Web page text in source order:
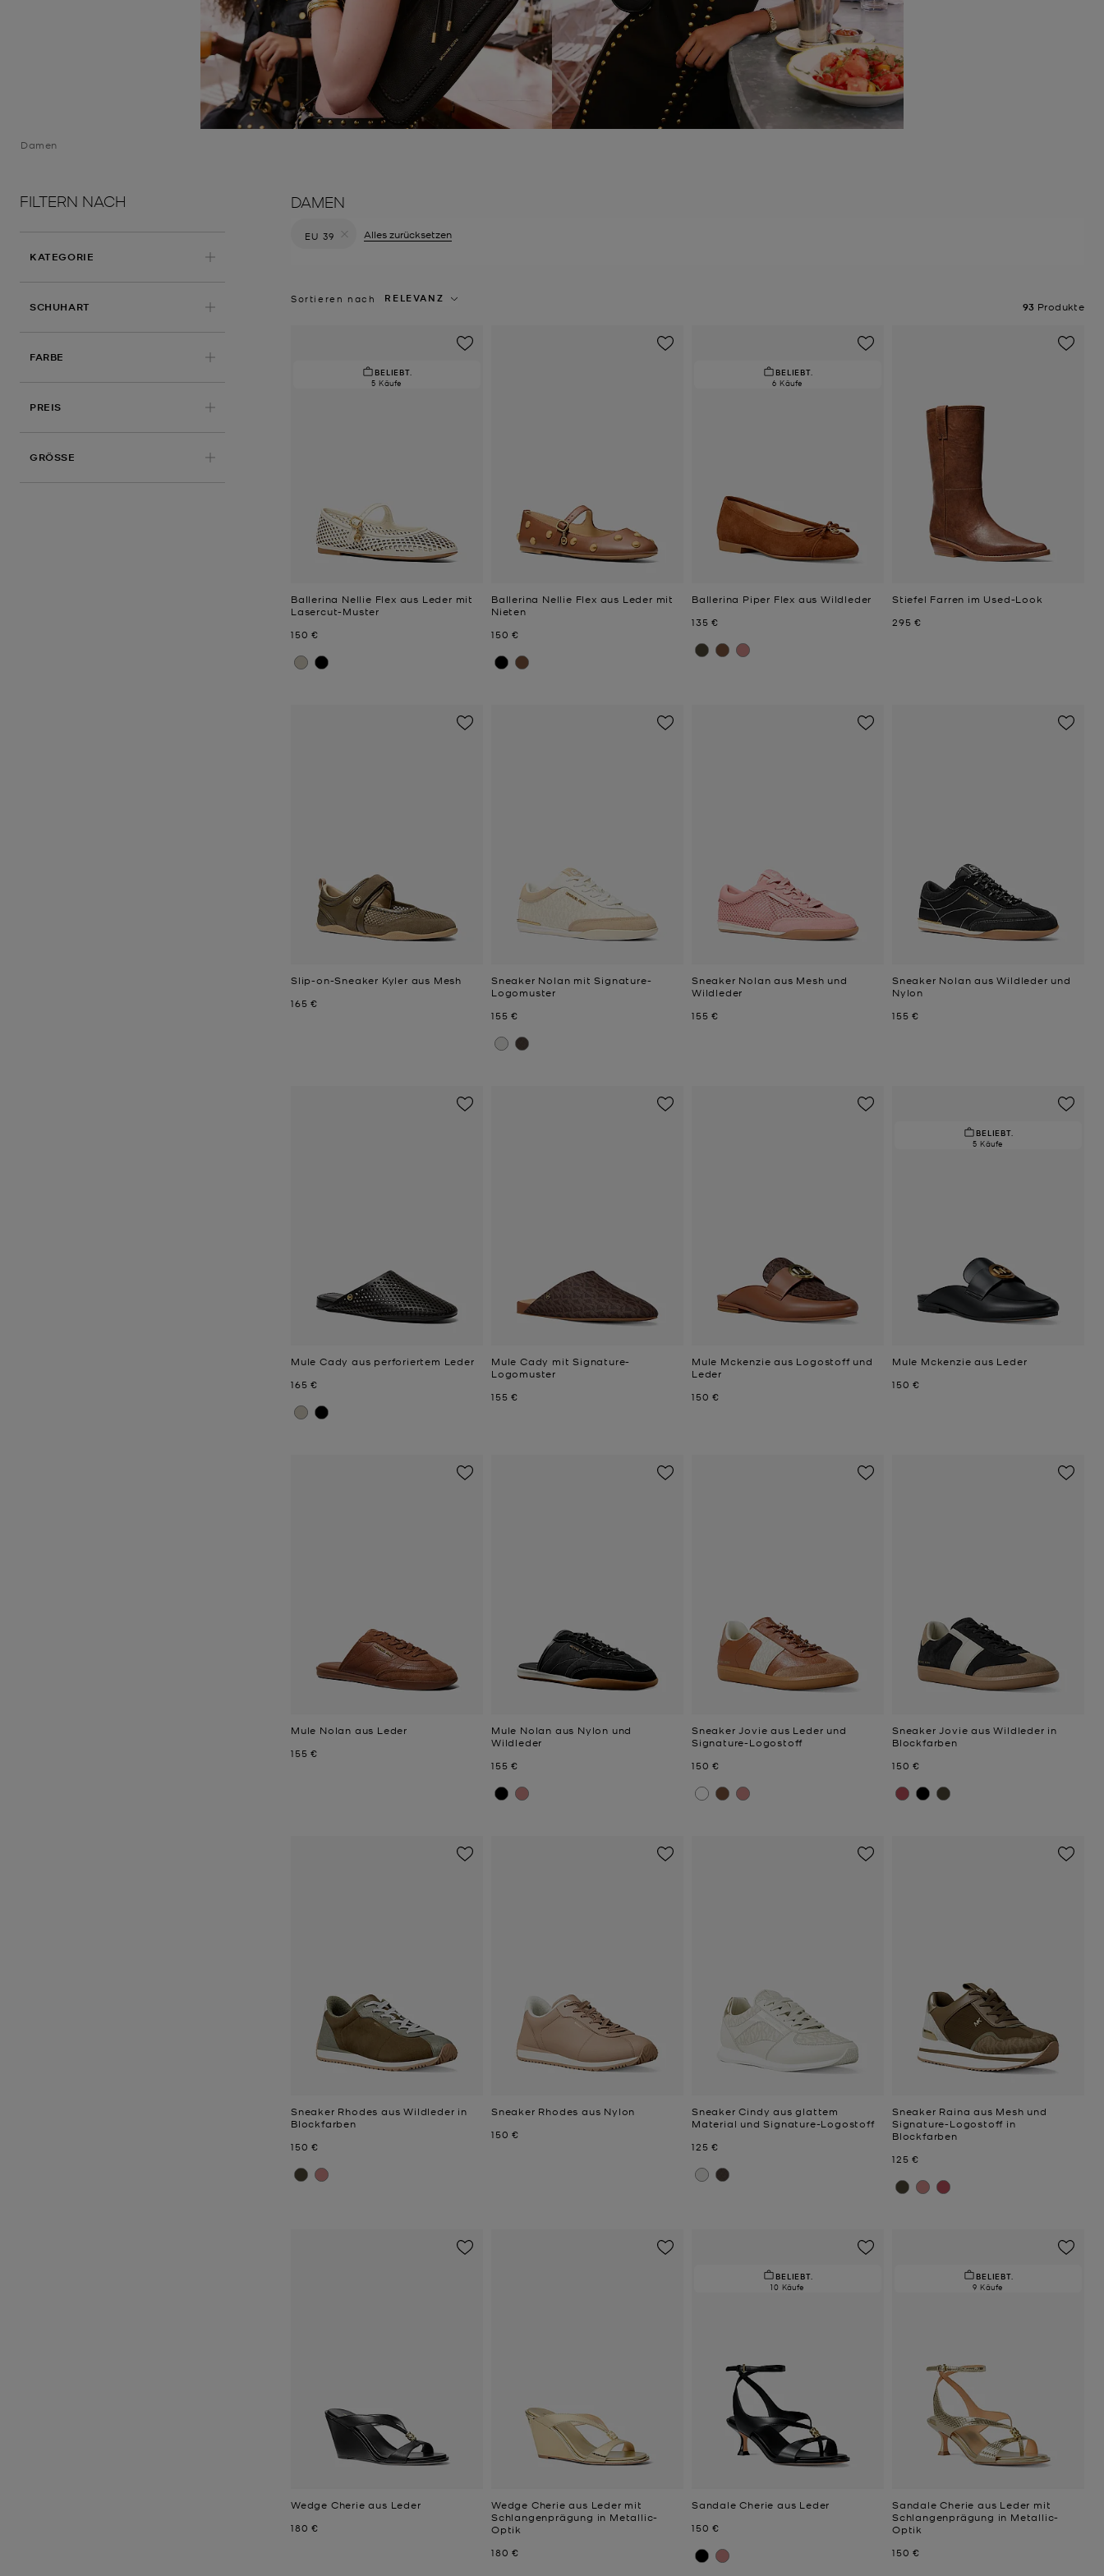
Damen
FILTERN NACH
KATEGORIE
SCHUHART
FARBE
PREIS
GRÖSSE
DAMEN
EU 39
Alles zurücksetzen
Sortieren nach RELEVANZ
93 Produkte
BELIEBT.
5 Käufe
Ballerina Nellie Flex aus Leder mit
Lasercut-Muster
Jetzt
150 €
Ballerina Nellie Flex aus Leder mit
Nieten
Jetzt
150 €
BELIEBT.
6 Käufe
Ballerina Piper Flex aus Wildleder
Jetzt
135 €
Stiefel Farren im Used-Look
Jetzt
295 €
Slip-on-Sneaker Kyler aus Mesh
Jetzt
165 €
Sneaker Nolan mit Signature-
Logomuster
Jetzt
155 €
Sneaker Nolan aus Mesh und
Wildleder
Jetzt
155 €
Sneaker Nolan aus Wildleder und
Nylon
Jetzt
155 €
Mule Cady aus perforiertem Leder
Jetzt
165 €
Mule Cady mit Signature-
Logomuster
Jetzt
155 €
Mule Mckenzie aus Logostoff und
Leder
Jetzt
150 €
BELIEBT.
5 Käufe
Mule Mckenzie aus Leder
Jetzt
150 €
Mule Nolan aus Leder
Jetzt
155 €
Mule Nolan aus Nylon und
Wildleder
Jetzt
155 €
Sneaker Jovie aus Leder und
Signature-Logostoff
Jetzt
150 €
Sneaker Jovie aus Wildleder in
Blockfarben
Jetzt
150 €
Sneaker Rhodes aus Wildleder in
Blockfarben
Jetzt
150 €
Sneaker Rhodes aus Nylon
Jetzt
150 €
Sneaker Cindy aus glattem
Material und Signature-Logostoff
Jetzt
125 €
Sneaker Raina aus Mesh und
Signature-Logostoff in
Blockfarben
Jetzt
125 €
Wedge Cherie aus Leder
Jetzt
180 €
Wedge Cherie aus Leder mit
Schlangenprägung in Metallic-
Optik
Jetzt
180 €
BELIEBT.
10 Käufe
Sandale Cherie aus Leder
Jetzt
150 €
BELIEBT.
9 Käufe
Sandale Cherie aus Leder mit
Schlangenprägung in Metallic-
Optik
Jetzt
150 €